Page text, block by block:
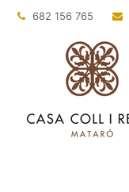
682 156 765